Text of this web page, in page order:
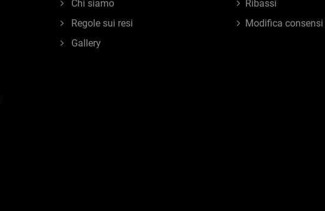
Ribassi
Modifica consensi
Chi siamo
Regole sui resi
Gallery